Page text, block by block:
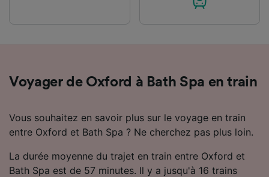
Voyager de Oxford à Bath Spa en train
Vous souhaitez en savoir plus sur le voyage en train
entre Oxford et Bath Spa ? Ne cherchez pas plus loin.
La durée moyenne du trajet en train entre Oxford et
Bath Spa est de 57 minutes. Il y a jusqu'à 16 trains